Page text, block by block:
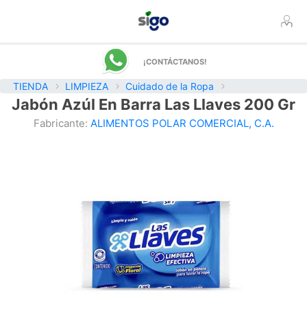
¡CONTÁCTANOS!
TIENDA LIMPIEZA Cuidado de la Ropa
Jabón Azúl En Barra Las Llaves 200 Gr
Fabricante: ALIMENTOS POLAR COMERCIAL, C.A.